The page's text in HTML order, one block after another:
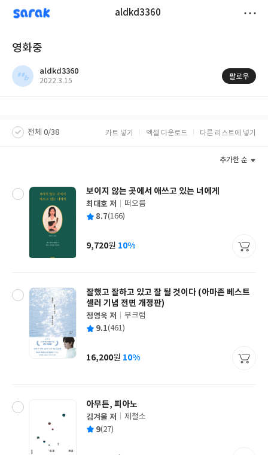
sarak aldkd3360
영화중
aldkd3360
작
2022.3.15
팔로우
전체 0/38 카트 넣기 엑셀 다운로드 다른 리스트에 넣기
추가한 순
보이지 않는 곳에서 애쓰고 있는 너에게
글
쓴
최대호 저
출
사
떠오름
평 8.7(166)
가
9,720원 10%
잘했고 잘하고 있고 잘 될 것이다 (아마존 베스트
셀러 기념 전면 개정판)
글
쓴
정영욱 저
출
사
부크럼
평 9.1(461)
가
16,200원 10%
아무튼, 피아노
글
쓴
김겨울 저
출
제철소
평 9(27)